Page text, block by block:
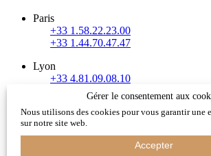
Paris
+33 1.58.22.23.00
+33 1.44.70.47.47
Lyon
+33 4.81.09.08.10
Evian / Haute Savoie / Suisse Romande
+33 4.50.81.13.70
info@xanadu-decouvertes.com
Gérer le consentement aux
Nous utilisons des cookies pour vous garantir une
sur notre site web.
Accepter